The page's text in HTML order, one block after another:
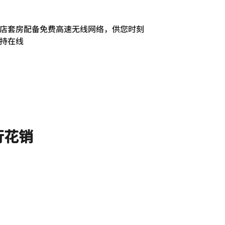
套房配备免费高速无线网络，供您时刻
在线
销